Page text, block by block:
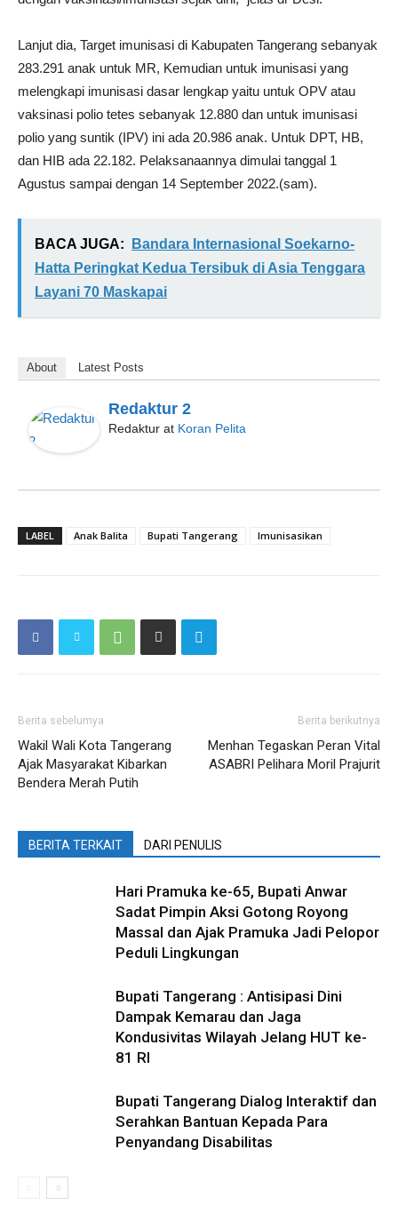
Lanjut dia, Target imunisasi di Kabupaten Tangerang sebanyak
283.291 anak untuk MR, Kemudian untuk imunisasi yang
melengkapi imunisasi dasar lengkap yaitu untuk OPV atau
vaksinasi polio tetes sebanyak 12.880 dan untuk imunisasi
polio yang suntik (IPV) ini ada 20.986 anak. Untuk DPT, HB,
dan HIB ada 22.182. Pelaksanaannya dimulai tanggal 1
Agustus sampai dengan 14 September 2022.(sam).
BACA JUGA:
Bandara Internasional Soekarno-
Hatta Peringkat Kedua Tersibuk di Asia Tenggara
Layani 70 Maskapai
About Latest Posts
Redaktur 2
Redaktur at Koran Pelita
LABEL Anak Balita Bupati Tangerang Imunisasikan
Berita sebelumya
Wakil Wali Kota Tangerang
Ajak Masyarakat Kibarkan
Bendera Merah Putih
Berita berikutnya
Menhan Tegaskan Peran Vital
ASABRI Pelihara Moril Prajurit
BERITA TERKAIT DARI PENULIS
Hari Pramuka ke-65, Bupati Anwar
Sadat Pimpin Aksi Gotong Royong
Massal dan Ajak Pramuka Jadi Pelopor
Peduli Lingkungan
Bupati Tangerang : Antisipasi Dini
Dampak Kemarau dan Jaga
Kondusivitas Wilayah Jelang HUT ke-
81 RI
Bupati Tangerang Dialog Interaktif dan
Serahkan Bantuan Kepada Para
Penyandang Disabilitas